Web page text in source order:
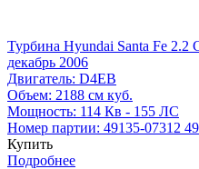
Турбина Hyundai Santa Fe 2.2
декабрь 2006
Двигатель: D4EB
Объем: 2188 см куб.
Мощность: 114 Кв - 155 ЛС
Номер партии: 49135-07312
Купить
Подробнее